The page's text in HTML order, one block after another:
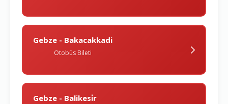
Gebze - Bakacakkadi
Otobüs Bileti
Gebze - Balikesi̇r